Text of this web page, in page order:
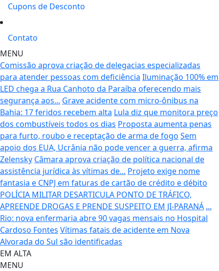
Cupons de Desconto
Contato
MENU
Comissão aprova criação de delegacias especializadas
para atender pessoas com deficiência Iluminação 100% em
LED chega a Rua Canhoto da Paraíba oferecendo mais
segurança aos... Grave acidente com micro-ônibus na
Bahia: 17 feridos recebem alta Lula diz que monitora preço
dos combustíveis todos os dias Proposta aumenta penas
para furto, roubo e receptação de arma de fogo Sem
apoio dos EUA, Ucrânia não pode vencer a guerra, afirma
Zelensky Câmara aprova criação de política nacional de
assistência jurídica às vítimas de... Projeto exige nome
fantasia e CNPJ em faturas de cartão de crédito e débito
POLÍCIA MILITAR DESARTICULA PONTO DE TRÁFICO,
APREENDE DROGAS E PRENDE SUSPEITO EM JI-PARANÁ ...
Rio: nova enfermaria abre 90 vagas mensais no Hospital
Cardoso Fontes Vítimas fatais de acidente em Nova
Alvorada do Sul são identificadas
EM ALTA
MENU